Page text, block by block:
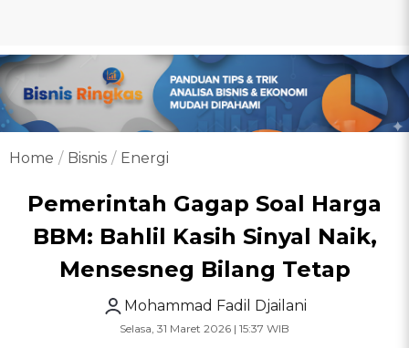
Home Bisnis Energi
Pemerintah Gagap Soal Harga
BBM: Bahlil Kasih Sinyal Naik,
Mensesneg Bilang Tetap
Mohammad Fadil Djailani
Selasa, 31 Maret 2026 | 15:37 WIB